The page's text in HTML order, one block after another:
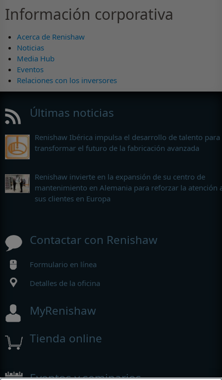
Información corporativa
Acerca de Renishaw
Noticias
Media Hub
Eventos
Relaciones con los inversores
Últimas noticias
Renishaw Ibérica impulsa el desarrollo de talento para
transformar el futuro de la fabricación avanzada
Renishaw invierte en la expansión de su centro de
mantenimiento en Alemania para reforzar la atención
sus clientes en Europa
Contactar con Renishaw
Formulario en línea
Detalles de la oficina
MyRenishaw
Tienda online